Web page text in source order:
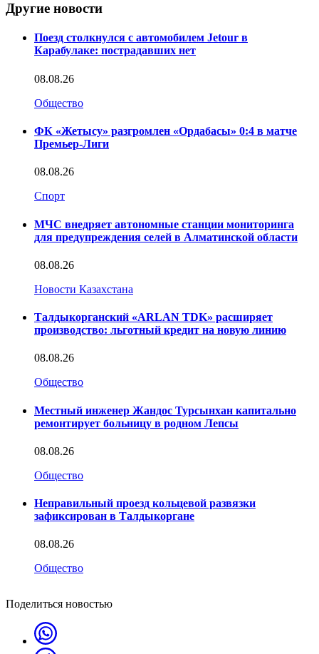
Другие новости
Поезд столкнулся с автомобилем Jetour в
Карабулаке: пострадавших нет
08.08.26
Общество
ФК «Жетысу» разгромлен «Ордабасы» 0:4 в матче
Премьер-Лиги
08.08.26
Спорт
МЧС внедряет автономные станции мониторинга
для предупреждения селей в Алматинской области
08.08.26
Новости Казахстана
Талдыкорганский «ARLAN TDK» расширяет
производство: льготный кредит на новую линию
08.08.26
Общество
Местный инженер Жандос Турсынхан капитально
ремонтирует больницу в родном Лепсы
08.08.26
Общество
Неправильный проезд кольцевой развязки
зафиксирован в Талдыкоргане
08.08.26
Общество
Поделиться новостью